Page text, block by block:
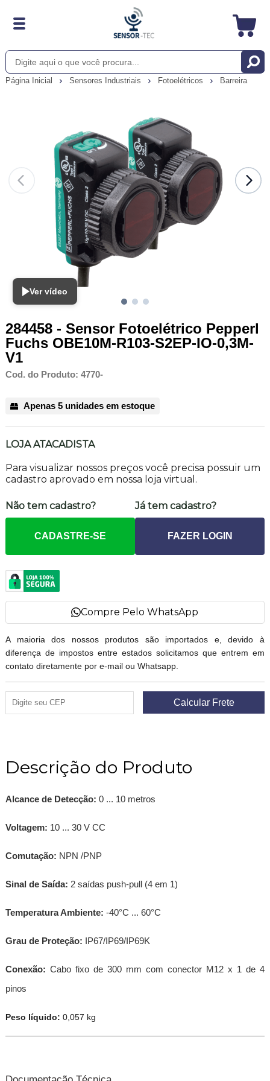
Página Inicial Sensores Industriais Fotoelétricos Barreira
Ver vídeo
284458 - Sensor Fotoelétrico Pepperl
Fuchs OBE10M-R103-S2EP-IO-0,3M-
V1
Cod. do Produto: 4770-
Apenas 5 unidades em estoque
LOJA ATACADISTA
Para visualizar nossos preços você precisa possuir um
cadastro aprovado em nossa loja virtual.
Não tem cadastro?
CADASTRE-SE
Já tem cadastro?
FAZER LOGIN
Compre Pelo WhatsApp
A maioria dos nossos produtos são importados e, devido à
diferença de impostos entre estados solicitamos que entrem em
contato diretamente por e-mail ou Whatsapp.
Descrição do Produto
Alcance de Detecção: 0 ... 10 metros
Voltagem: 10 ... 30 V CC
Comutação: NPN /PNP
Sinal de Saída: 2 saídas push-pull (4 em 1)
Temperatura Ambiente: -40°C ... 60°C
Grau de Proteção: IP67/IP69/IP69K
Conexão: Cabo fixo de 300 mm com conector M12 x 1 de 4
pinos
Peso líquido: 0,057 kg